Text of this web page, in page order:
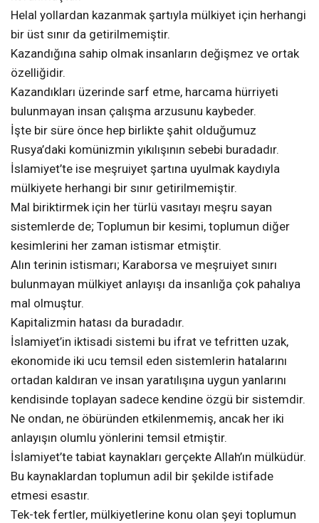
Helal yollardan kazanmak şartıyla mülkiyet için herhangi
bir üst sınır da getirilmemiştir.
Kazandığına sahip olmak insanların değişmez ve ortak
özelliğidir.
Kazandıkları üzerinde sarf etme, harcama hürriyeti
bulunmayan insan çalışma arzusunu kaybeder.
İşte bir süre önce hep birlikte şahit olduğumuz
Rusya’daki komünizmin yıkılışının sebebi buradadır.
İslamiyet’te ise meşruiyet şartına uyulmak kaydıyla
mülkiyete herhangi bir sınır getirilmemiştir.
Mal biriktirmek için her türlü vasıtayı meşru sayan
sistemlerde de; Toplumun bir kesimi, toplumun diğer
kesimlerini her zaman istismar etmiştir.
Alın terinin istismarı; Karaborsa ve meşruiyet sınırı
bulunmayan mülkiyet anlayışı da insanlığa çok pahalıya
mal olmuştur.
Kapitalizmin hatası da buradadır.
İslamiyet’in iktisadi sistemi bu ifrat ve tefritten uzak,
ekonomide iki ucu temsil eden sistemlerin hatalarını
ortadan kaldıran ve insan yaratılışına uygun yanlarını
kendisinde toplayan sadece kendine özgü bir sistemdir.
Ne ondan, ne öbüründen etkilenmemiş, ancak her iki
anlayışın olumlu yönlerini temsil etmiştir.
İslamiyet’te tabiat kaynakları gerçekte Allah’ın mülküdür.
Bu kaynaklardan toplumun adil bir şekilde istifade
etmesi esastır.
Tek-tek fertler, mülkiyetlerine konu olan şeyi toplumun